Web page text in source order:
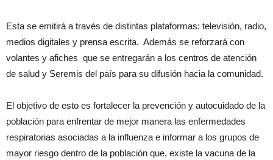
Esta se emitirá a través de distintas plataformas: televisión, radio,
medios digitales y prensa escrita. Además se reforzará con
volantes y afiches que se entregarán a los centros de atención
de salud y Seremis del país para su difusión hacia la comunidad.
El objetivo de esto es fortalecer la prevención y autocuidado de la
población para enfrentar de mejor manera las enfermedades
respiratorias asociadas a la influenza e informar a los grupos de
mayor riesgo dentro de la población que, existe la vacuna de la